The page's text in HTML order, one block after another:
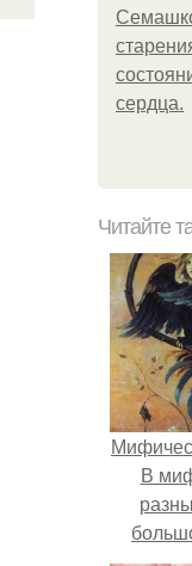
сердца.
Читайте
В